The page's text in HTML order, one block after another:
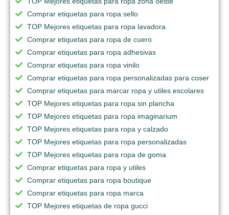
Comprar etiquetas para ropa sello
TOP Mejores etiquetas para ropa lavadora
Comprar etiquetas para ropa de cuero
Comprar etiquetas para ropa adhesivas
Comprar etiquetas para ropa vinilo
Comprar etiquetas para ropa personalizadas para coser
Comprar etiquetas para marcar ropa y utiles escolares
TOP Mejores etiquetas para ropa sin plancha
TOP Mejores etiquetas para ropa imaginarium
TOP Mejores etiquetas para ropa y calzado
TOP Mejores etiquetas para ropa personalizadas
TOP Mejores etiquetas para ropa de goma
Comprar etiquetas para ropa y utiles
Comprar etiquetas para ropa boutique
Comprar etiquetas para ropa marca
TOP Mejores etiquetas de ropa gucci